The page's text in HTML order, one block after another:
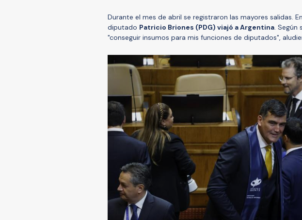
Durante el mes de abril se registraron las mayores salidas.
diputado Patricio Briones (PDG) viajó a Argentina. Según
"conseguir insumos para mis funciones de diputados",